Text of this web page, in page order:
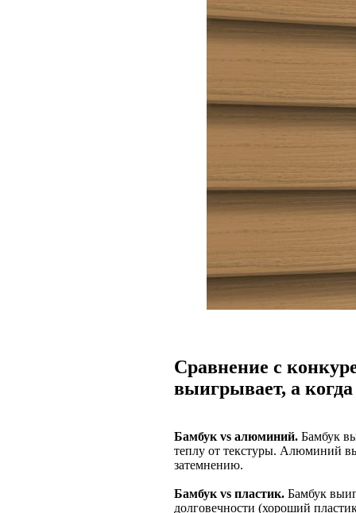
Сравнение с
выигрывает, а когда
Бамбук vs алюминий. Бамбук
теплу от текстуры. Алюминий
затемнению.
Бамбук vs пластик. Бамбук
долговечности (хороший